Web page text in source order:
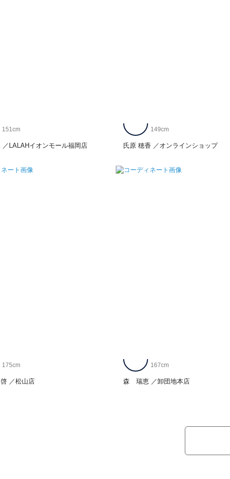
LALAHイオンモール福岡店
151cm
氏原 穂香 オンラインショップ
149cm
松山店
175cm
森 瑞恵 卸団地本店
167cm